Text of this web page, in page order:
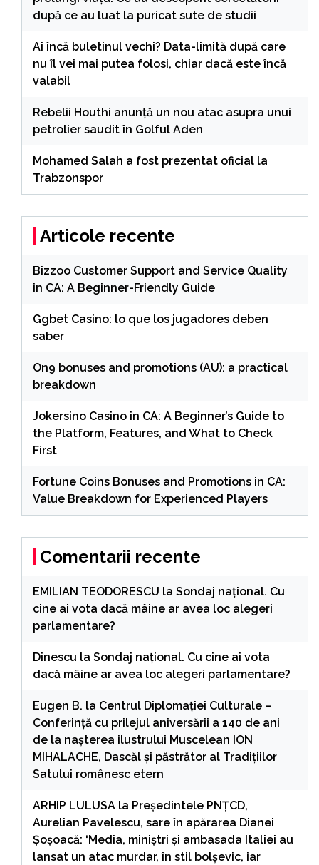
după ce au luat la puricat sute de studii
Ai încă buletinul vechi? Data-limită după care
nu îl vei mai putea folosi, chiar dacă este încă
valabil
Rebelii Houthi anunță un nou atac asupra unui
petrolier saudit în Golful Aden
Mohamed Salah a fost prezentat oficial la
Trabzonspor
Articole recente
Bizzoo Customer Support and Service Quality
in CA: A Beginner-Friendly Guide
Ggbet Casino: lo que los jugadores deben
saber
On9 bonuses and promotions (AU): a practical
breakdown
Jokersino Casino in CA: A Beginner’s Guide to
the Platform, Features, and What to Check
First
Fortune Coins Bonuses and Promotions in CA:
Value Breakdown for Experienced Players
Comentarii recente
EMILIAN TEODORESCU la Sondaj național. Cu
cine ai vota dacă mâine ar avea loc alegeri
parlamentare?
Dinescu la Sondaj național. Cu cine ai vota
dacă mâine ar avea loc alegeri parlamentare?
Eugen B. la Centrul Diplomației Culturale –
Conferință cu prilejul aniversării a 140 de ani
de la nașterea ilustrului Muscelean ION
MIHALACHE, Dascăl și păstrător al Tradițiilor
Satului românesc etern
ARHIP LULUSA la Președintele PNȚCD,
Aurelian Pavelescu, sare în apărarea Dianei
Șoșoacă: ‘Media, miniștri și ambasada Italiei au
lansat un atac murdar, în stil bolșevic, iar